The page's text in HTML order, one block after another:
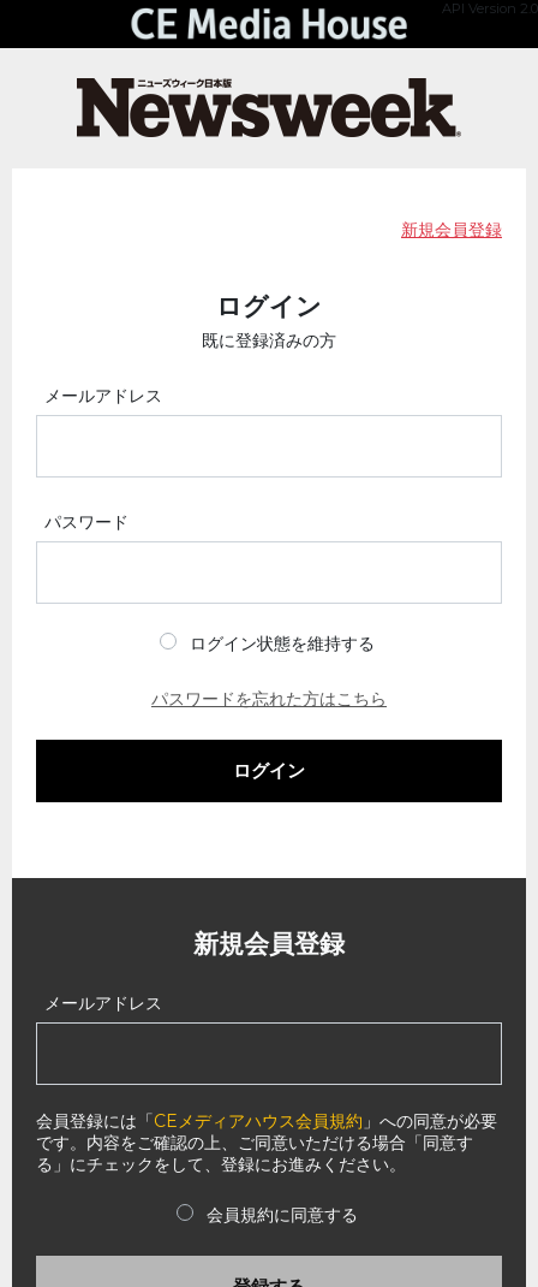
API Version 2.0
新規会員登録
ログイン
既に登録済みの方
メールアドレス
パスワード
ログイン状態を維持する
パスワードを忘れた方はこちら
ログイン
新規会員登録
メールアドレス
会員登録には「CEメディアハウス会員規約 」への同意が必要
です。内容をご確認の上、ご同意いただける場合「同意す
る」にチェックをして、登録にお進みください。
会員規約に同意する